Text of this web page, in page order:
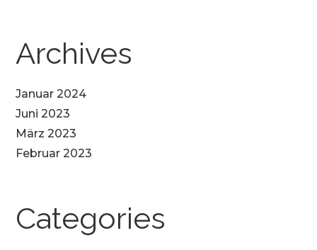
Archives
Januar 2024
Juni 2023
März 2023
Februar 2023
Categories